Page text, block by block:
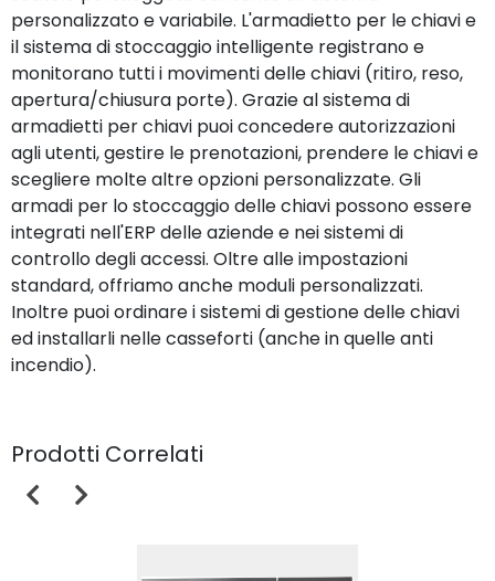
personalizzato e variabile. L'armadietto per le chiavi e
il sistema di stoccaggio intelligente registrano e
monitorano tutti i movimenti delle chiavi (ritiro, reso,
apertura/chiusura porte). Grazie al sistema di
armadietti per chiavi puoi concedere autorizzazioni
agli utenti, gestire le prenotazioni, prendere le chiavi e
scegliere molte altre opzioni personalizzate. Gli
armadi per lo stoccaggio delle chiavi possono essere
integrati nell'ERP delle aziende e nei sistemi di
controllo degli accessi. Oltre alle impostazioni
standard, offriamo anche moduli personalizzati.
Inoltre puoi ordinare i sistemi di gestione delle chiavi
ed installarli nelle casseforti (anche in quelle anti
incendio).
Prodotti Correlati